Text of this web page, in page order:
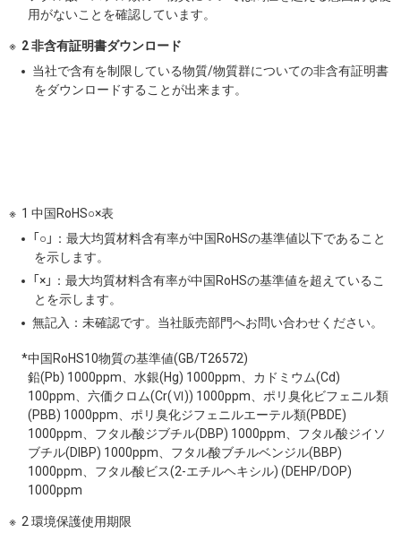
用がないことを確認しています。
2 非含有証明書ダウンロード
当社で含有を制限している物質/物質群についての非含有証明書
をダウンロードすることが出来ます。
1 中国RoHS○×表
「○」：最大均質材料含有率が中国RoHSの基準値以下であること
を示します。
「×」：最大均質材料含有率が中国RoHSの基準値を超えているこ
とを示します。
無記入：未確認です。当社販売部門へお問い合わせください。
*中国RoHS10物質の基準値(GB/T26572)
鉛(Pb) 1000ppm、水銀(Hg) 1000ppm、カドミウム(Cd)
100ppm、六価クロム(Cr(Ⅵ)) 1000ppm、ポリ臭化ビフェニル類
(PBB) 1000ppm、ポリ臭化ジフェニルエーテル類(PBDE)
1000ppm、フタル酸ジブチル(DBP) 1000ppm、フタル酸ジイソ
ブチル(DIBP) 1000ppm、フタル酸ブチルベンジル(BBP)
1000ppm、フタル酸ビス(2-エチルヘキシル) (DEHP/DOP)
1000ppm
2 環境保護使用期限